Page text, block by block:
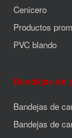
Cenicero
Productos
PVC blando
Bandejas de
Bandejas de
Bandejas de